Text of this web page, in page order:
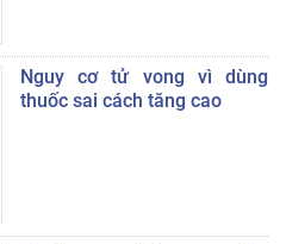
Nguy cơ tử vong vì dùng
thuốc sai cách tăng cao